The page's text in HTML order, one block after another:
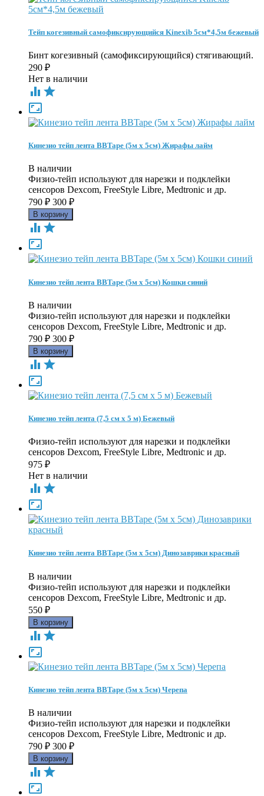
Тейп когезивный самофиксирующийся Kinexib 5см*4,5м бежевый
Бинт когезивный (самофиксирующийся) стягивающий.
290 ₽
Нет в наличии
 

Кинезио тейп лента BBTape (5м х 5см) Жирафы лайм
В наличии
Физио-тейп используют для нарезки и подклейки
сенсоров Dexcom, FreeStyle Libre, Medtronic и др.
790 ₽ 300 ₽
 

Кинезио тейп лента BBTape (5м х 5см) Кошки синий
В наличии
Физио-тейп используют для нарезки и подклейки
сенсоров Dexcom, FreeStyle Libre, Medtronic и др.
790 ₽ 300 ₽
 

Кинезио тейп лента (7,5 см х 5 м) Бежевый
Физио-тейп используют для нарезки и подклейки
сенсоров Dexcom, FreeStyle Libre, Medtronic и др.
975 ₽
Нет в наличии
 

Кинезио тейп лента BBTape (5м х 5см) Динозаврики красный
В наличии
Физио-тейп используют для нарезки и подклейки
сенсоров Dexcom, FreeStyle Libre, Medtronic и др.
550 ₽
 

Кинезио тейп лента BBTape (5м х 5см) Черепа
В наличии
Физио-тейп используют для нарезки и подклейки
сенсоров Dexcom, FreeStyle Libre, Medtronic и др.
790 ₽ 300 ₽
 
